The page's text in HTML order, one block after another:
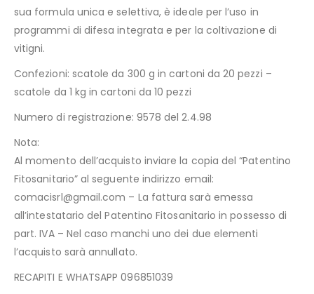
sua formula unica e selettiva, è ideale per l’uso in
programmi di difesa integrata e per la coltivazione di
vitigni.
Confezioni: scatole da 300 g in cartoni da 20 pezzi –
scatole da 1 kg in cartoni da 10 pezzi
Numero di registrazione: 9578 del 2.4.98
Nota:
Al momento dell’acquisto inviare la copia del “Patentino
Fitosanitario” al seguente indirizzo email:
comacisrl@gmail.com – La fattura sarà emessa
all’intestatario del Patentino Fitosanitario in possesso di
part. IVA – Nel caso manchi uno dei due elementi
l’acquisto sarà annullato.
RECAPITI E WHATSAPP 096851039